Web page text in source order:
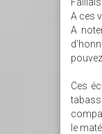
A ces
A
Ces
le